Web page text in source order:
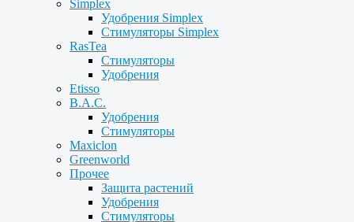
Simplex
Удобрения Simplex
Стимуляторы Simplex
RasTea
Стимуляторы
Удобрения
Etisso
B.A.C.
Удобрения
Стимуляторы
Maxiclon
Greenworld
Прочее
Защита растений
Удобрения
Стимуляторы